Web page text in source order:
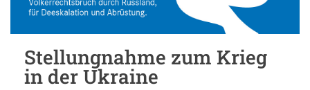
Stellungnahme zum Krieg
in der Ukraine